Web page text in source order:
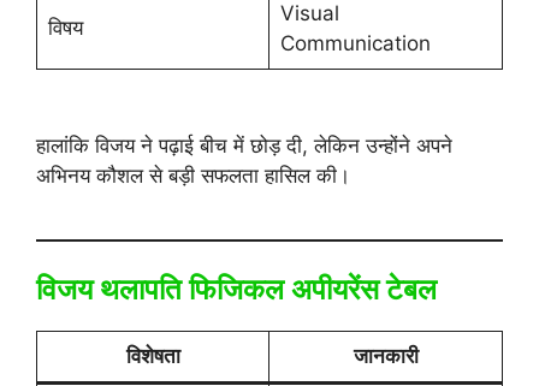
विषय
Visual
Communication
हालांकि विजय ने पढ़ाई बीच में छोड़ दी, लेकिन उन्होंने अपने
अभिनय कौशल से बड़ी सफलता हासिल की।
विजय थलापति फिजिकल अपीयरेंस टेबल
विशेषता जानकारी